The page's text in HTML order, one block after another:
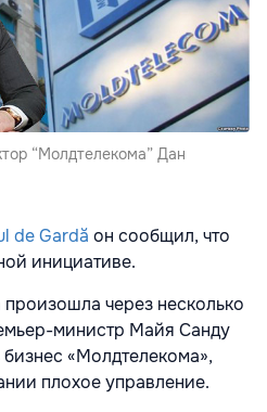
“Молдтелекома” Дан
de Gardă он сообщил, что
инициативе.
через несколько
министр Майя Санду
«Молдтелекома»,
плохое управление.